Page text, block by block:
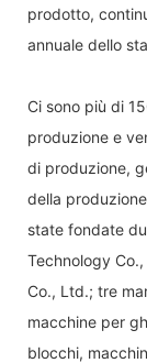
prodotto,
annuale dello
Ci sono più di
produzione e
di produzione,
della
state fondate
Technology
Co., Ltd.; tre
macchine per
blocchi,